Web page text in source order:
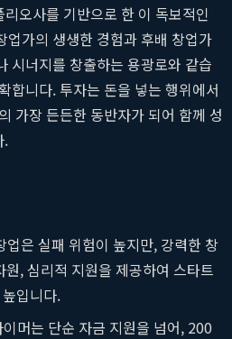
오사를 기반으로 한 이 독보적인
업가의 생생한 경험과 후배 창업가
시너지를 창출하는 용광로와 같습
합니다. 투자는 돈을 넣는 행위에서
가장 든든한 동반자가 되어 함께 성
.
업은 실패 위험이 높지만, 강력한 창
, 심리적 지원을 제공하여 스타트
입니다.
머는 단순 자금 지원을 넘어, 200